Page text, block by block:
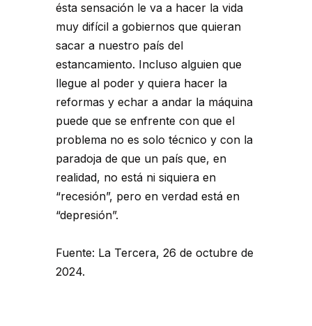
ésta sensación le va a hacer la vida
muy difícil a gobiernos que quieran
sacar a nuestro país del
estancamiento. Incluso alguien que
llegue al poder y quiera hacer la
reformas y echar a andar la máquina
puede que se enfrente con que el
problema no es solo técnico y con la
paradoja de que un país que, en
realidad, no está ni siquiera en
“recesión”, pero en verdad está en
“depresión”.
Fuente: La Tercera, 26 de octubre de
2024.